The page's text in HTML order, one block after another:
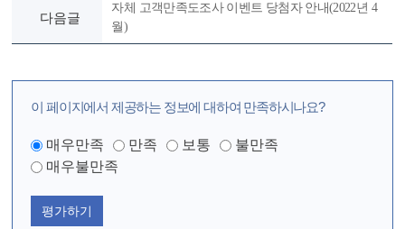
다음글
자체 고객만족도조사 이벤트 당첨자 안내(2022년 4
월)
이 페이지에서 제공하는 정보에 대하여 만족하시나요?
매우만족 만족 보통
불만족
매우불만족
평가하기